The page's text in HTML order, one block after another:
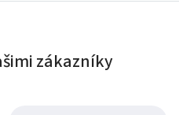
zákazníky